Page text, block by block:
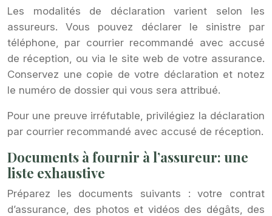
Les modalités de déclaration varient selon les
assureurs. Vous pouvez déclarer le sinistre par
téléphone, par courrier recommandé avec accusé
de réception, ou via le site web de votre assurance.
Conservez une copie de votre déclaration et notez
le numéro de dossier qui vous sera attribué.
Pour une preuve irréfutable, privilégiez la déclaration
par courrier recommandé avec accusé de réception.
Documents à fournir à l’assureur: une
liste exhaustive
Préparez les documents suivants : votre contrat
d’assurance, des photos et vidéos des dégâts, des